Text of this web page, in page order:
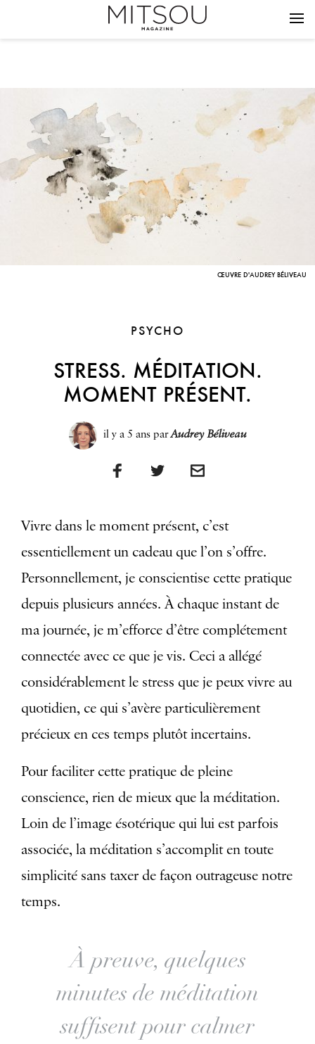
ŒUVRE D'AUDREY BÉLIVEAU
PSYCHO
STRESS. MÉDITATION.
MOMENT PRÉSENT.
il y a 5 ansparAudrey Béliveau
Vivre dans le moment présent, c’est
essentiellement un cadeau que l’on s’offre.
Personnellement, je conscientise cette pratique
depuis plusieurs années. À chaque instant de
ma journée, je m’efforce d’être complétement
connectée avec ce que je vis. Ceci a allégé
considérablement le stress que je peux vivre au
quotidien, ce qui s’avère particulièrement
précieux en ces temps plutôt incertains.
Pour faciliter cette pratique de pleine
conscience, rien de mieux que la méditation.
Loin de l’image ésotérique qui lui est parfois
associée, la méditation s’accomplit en toute
simplicité sans taxer de façon outrageuse notre
temps.
À preuve, quelques
minutes de méditation
suffisent pour calmer